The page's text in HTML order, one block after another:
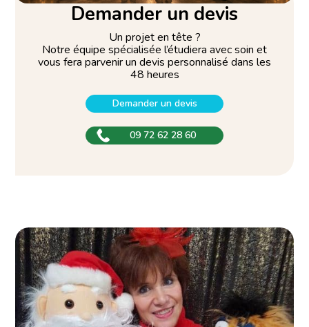
Demander un devis
Un projet en tête ?
Notre équipe spécialisée l’étudiera avec soin et
vous fera parvenir un devis personnalisé dans les
48 heures
Demander un devis
09 72 62 28 60